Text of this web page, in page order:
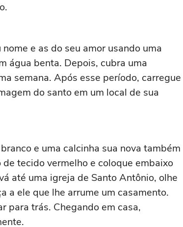
e as do seu amor usando uma
água benta. Depois, cubra uma
semana. Após esse período, carregue
do santo em um local de sua
e uma calcinha sua nova também
tecido vermelho e coloque embaixo
até uma igreja de Santo Antônio, olhe
a ele que lhe arrume um casamento.
para trás. Chegando em casa,